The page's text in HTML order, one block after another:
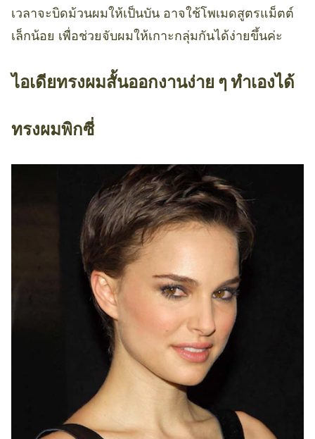
เวลาจะบิดม้วนผมให้เป็นบัน อาจใช้โพเมดสูตรแม็ตต์
เล็กน้อย เพื่อช่วยจับผมให้เกาะกลุ่มกันได้ง่ายขึ้นค่ะ
ไอเดียทรงผมสั้นออกงานง่าย ๆ ทำเองได้
ทรงผมพิกซี่